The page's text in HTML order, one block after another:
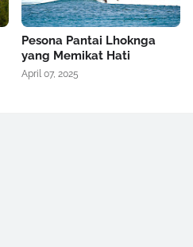
Pesona Pantai Lhoknga
yang Memikat Hati
April 07, 2025